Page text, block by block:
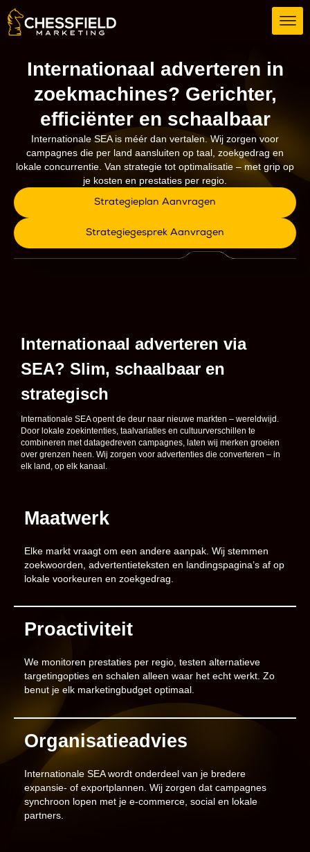
Internationaal adverteren in
zoekmachines? Gerichter,
efficiënter en schaalbaar
Internationale SEA is méér dan vertalen. Wij zorgen voor
campagnes die per land aansluiten op taal, zoekgedrag en
lokale concurrentie. Van strategie tot optimalisatie – met grip op
je kosten en prestaties per regio.
Strategieplan Aanvragen
Strategiegesprek Aanvragen
Internationaal adverteren via
SEA? Slim, schaalbaar en
strategisch
Internationale SEA opent de deur naar nieuwe markten – wereldwijd.
Door lokale zoekintenties, taalvariaties en cultuurverschillen te
combineren met datagedreven campagnes, laten wij merken groeien
over grenzen heen. Wij zorgen voor advertenties die converteren – in
elk land, op elk kanaal.
Maatwerk
Elke markt vraagt om een andere aanpak. Wij stemmen
zoekwoorden, advertentieteksten en landingspagina’s af op
lokale voorkeuren en zoekgedrag.
Proactiviteit
We monitoren prestaties per regio, testen alternatieve
targetingopties en schalen alleen waar het echt werkt. Zo
benut je elk marketingbudget optimaal.
Organisatieadvies
Internationale SEA wordt onderdeel van je bredere
expansie- of exportplannen. Wij zorgen dat campagnes
synchroon lopen met je e-commerce, social en lokale
partners.